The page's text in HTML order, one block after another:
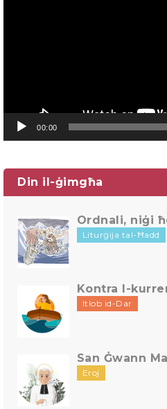
00:00
Din il-ġimgħa
Ordnali, niġi
Liturġija tal-Ħadd
Kontra l-
Itlob id-Dar
San Ġwann
Eroj